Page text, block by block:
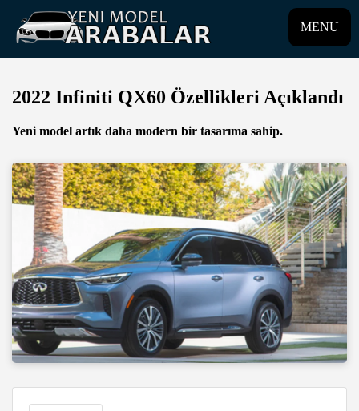
MENU
2022 Infiniti QX60 Özellikleri Açıklandı
Yeni model artık daha modern bir tasarıma sahip.